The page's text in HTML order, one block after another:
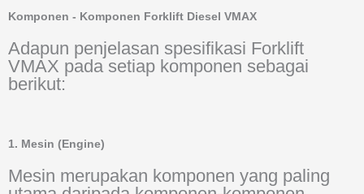
Komponen - Komponen Forklift Diesel VMAX
Adapun penjelasan spesifikasi Forklift
VMAX pada setiap komponen sebagai
berikut:
1. Mesin (Engine)
Mesin merupakan komponen yang paling